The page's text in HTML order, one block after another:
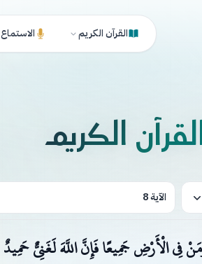
القرآن الكريم الاستماع
الكريم
الآية 8
فِي الْأَرْضِ جَمِيعًا فَإِنَّ اللَّهَ لَغَنِيٌّ حَمِيدٌ